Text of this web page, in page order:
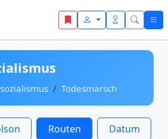
Todesmarsch
Routen Datum